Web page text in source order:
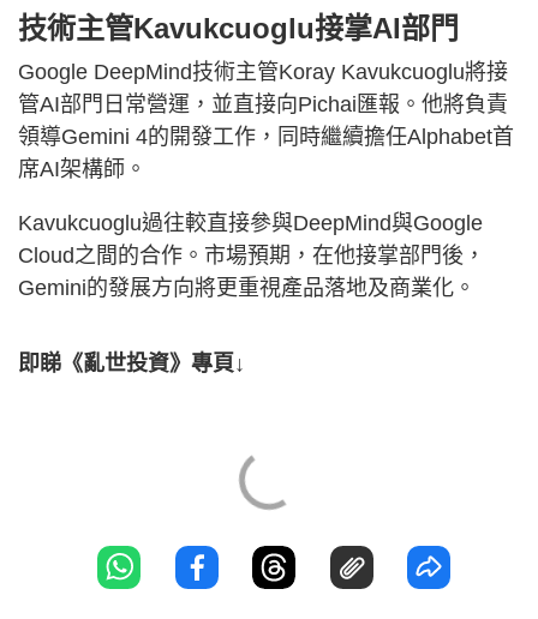
技術主管Kavukcuoglu接掌AI部門
Google DeepMind技術主管Koray Kavukcuoglu將接
管AI部門日常營運，並直接向Pichai匯報。他將負責
領導Gemini 4的開發工作，同時繼續擔任Alphabet首
席AI架構師。
Kavukcuoglu過往較直接參與DeepMind與Google
Cloud之間的合作。市場預期，在他接掌部門後，
Gemini的發展方向將更重視產品落地及商業化。
即睇《亂世投資》專頁↓